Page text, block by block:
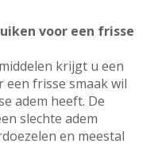
voor een frisse
krijgt u een
een frisse smaak wil
adem heeft. De
slechte adem
en meestal